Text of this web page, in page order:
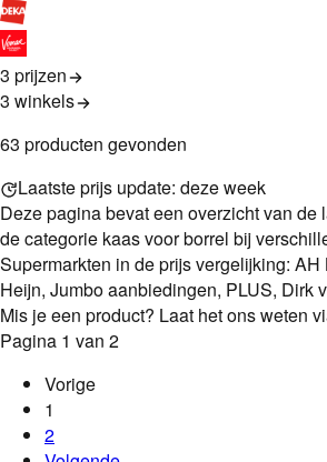
3 prijzen
3 winkels
63 producten gevonden
Laatste prijs update: deze week
Deze pagina bevat een overzicht van de
de categorie kaas voor borrel bij
Supermarkten in de prijs vergelijking:
Heijn, Jumbo aanbiedingen, PLUS, Dirk
Mis je een product? Laat het ons weten
Pagina 1 van 2
Vorige
1
2